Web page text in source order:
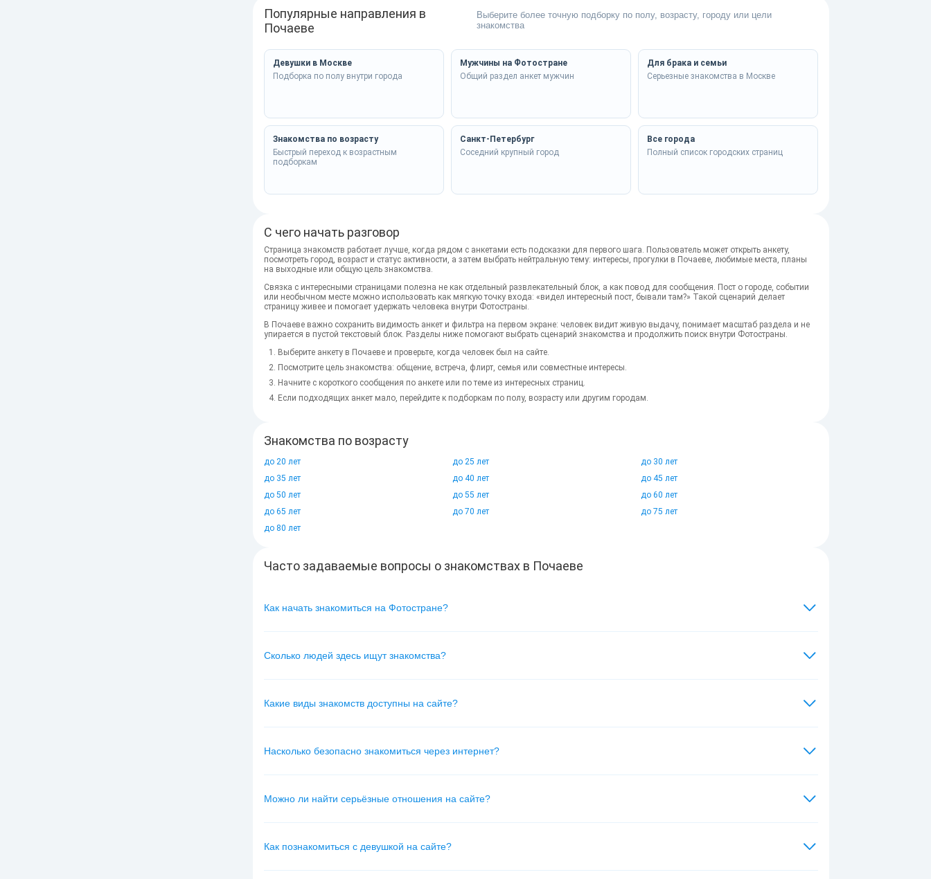
Популярные направления в
Почаеве
Выберите более точную подборку по полу, возрасту, городу или цели
знакомства
Девушки в Москве
Подборка по полу внутри города
Мужчины на Фотостране
Общий раздел анкет мужчин
Для брака и семьи
Серьезные знакомства в Москве
Знакомства по возрасту
Быстрый переход к возрастным
подборкам
Санкт-Петербург
Соседний крупный город
Все города
Полный список городских страниц
С чего начать разговор
Страница знакомств работает лучше, когда рядом с анкетами есть подсказки для первого шага. Пользователь может открыть анкету,
посмотреть город, возраст и статус активности, а затем выбрать нейтральную тему: интересы, прогулки в Почаеве, любимые места, планы
на выходные или общую цель знакомства.
Связка с интересными страницами полезна не как отдельный развлекательный блок, а как повод для сообщения. Пост о городе, событии
или необычном месте можно использовать как мягкую точку входа: «видел интересный пост, бывали там?» Такой сценарий делает
страницу живее и помогает удержать человека внутри Фотостраны.
В Почаеве важно сохранить видимость анкет и фильтра на первом экране: человек видит живую выдачу, понимает масштаб раздела и не
упирается в пустой текстовый блок. Разделы ниже помогают выбрать сценарий знакомства и продолжить поиск внутри Фотостраны.
Выберите анкету в Почаеве и проверьте, когда человек был на сайте.
Посмотрите цель знакомства: общение, встреча, флирт, семья или совместные интересы.
Начните с короткого сообщения по анкете или по теме из интересных страниц.
Если подходящих анкет мало, перейдите к подборкам по полу, возрасту или другим городам.
Знакомства по возрасту
до 20 лет до 25 лет
до 30 лет
до 35 лет
до 40 лет
до 45 лет
до 50 лет
до 55 лет
до 60 лет
до 65 лет
до 70 лет
до 75 лет
до 80 лет
Часто задаваемые вопросы о знакомствах в Почаеве
Как начать знакомиться на Фотостране?
Сколько людей здесь ищут знакомства?
Какие виды знакомств доступны на сайте?
Насколько безопасно знакомиться через интернет?
Можно ли найти серьёзные отношения на сайте?
Как познакомиться с девушкой на сайте?